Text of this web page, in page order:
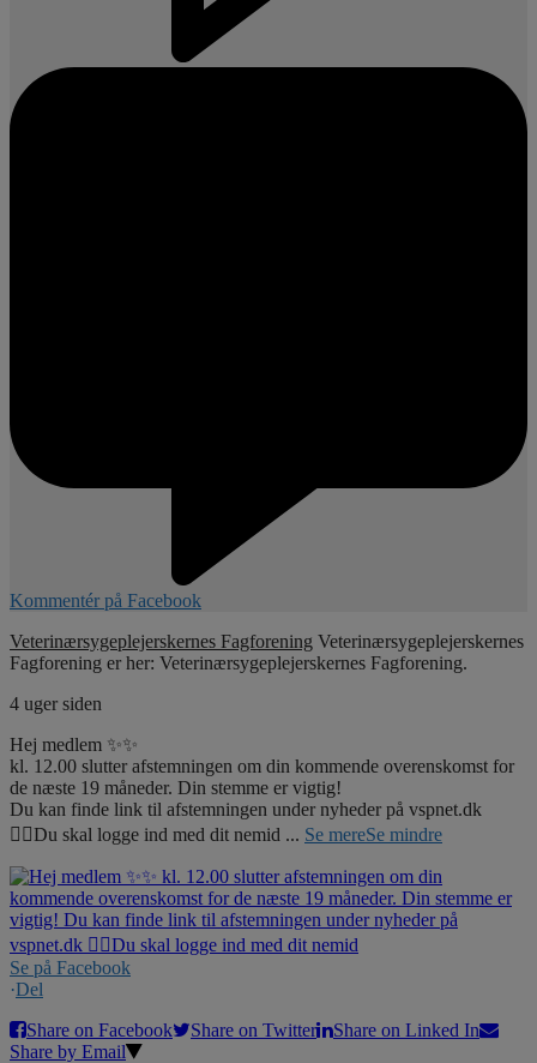
Kommentér på Facebook
Veterinærsygeplejerskernes Fagforening Veterinærsygeplejerskernes
Fagforening er her: Veterinærsygeplejerskernes Fagforening.
4 uger siden
Hej medlem ✨✨
kl. 12.00 slutter afstemningen om din kommende overenskomst for
de næste 19 måneder. Din stemme er vigtig!
Du kan finde link til afstemningen under nyheder på vspnet.dk
☝🏼Du skal logge ind med dit nemid ... Se mereSe mindre
Se på Facebook
·Del
Share on Facebook
Share on Twitter
Share on Linked In
Share by Email